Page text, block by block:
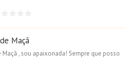
Maçã
Maçã , sou apaixonada! Sempre que posso